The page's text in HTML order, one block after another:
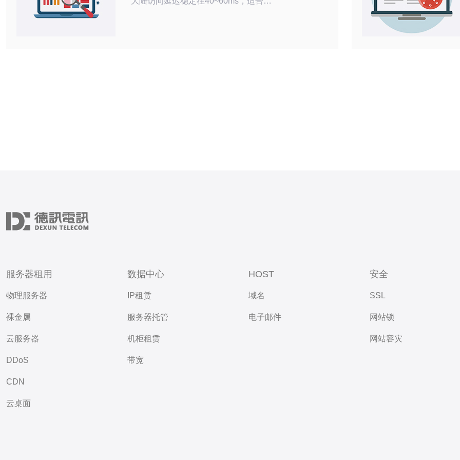
服务器租用
物理服务器
裸金属
云服务器
DDoS
CDN
云桌面
数据中心
IP租赁
服务器托管
机柜租赁
带宽
HOST
域名
电子邮件
安全
SSL
网站锁
网站容灾